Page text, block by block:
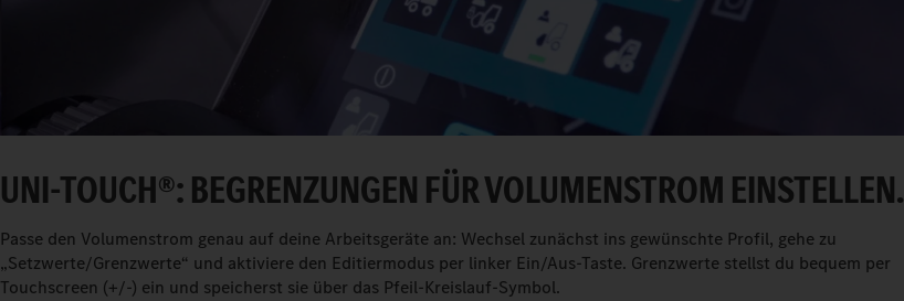
UNI-TOUCH®: BEGRENZUNGEN FÜR VOLUMENSTROM EINSTELLEN.
Passe den Volumenstrom genau auf deine Arbeitsgeräte an: Wechsel zunächst ins gewünschte Profil, gehe zu
„Setzwerte/Grenzwerte“ und aktiviere den Editiermodus per linker Ein/Aus-Taste. Grenzwerte stellst du bequem per
Touchscreen (+/-) ein und speicherst sie über das Pfeil-Kreislauf-Symbol.